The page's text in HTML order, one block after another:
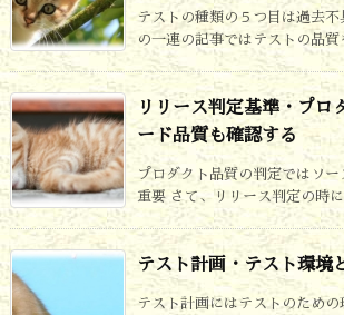
テストの種類の５つ目は過去不
の一連の記事ではテストの品質
リリース判定基準・プロ
ード品質も確認する
プロダクト品質の判定ではソ
重要 さて、リリース判定の時
テスト計画・テスト環境
テスト計画にはテストのため